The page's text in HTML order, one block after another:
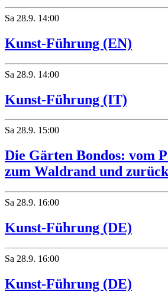
Sa 28.9. 14:00
Kunst-Führung (EN)
Sa 28.9. 14:00
Kunst-Führung (IT)
Sa 28.9. 15:00
Die Gärten Bondos: vom
zum Waldrand und
Sa 28.9. 16:00
Kunst-Führung (DE)
Sa 28.9. 16:00
Kunst-Führung (DE)